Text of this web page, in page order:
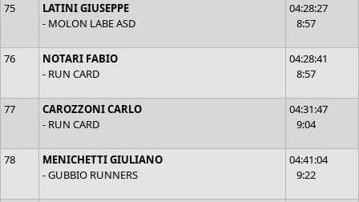
75
LATINI GIUSEPPE
- MOLON LABE ASD
04:28:27
8:57
76
NOTARI FABIO
- RUN CARD
04:28:41
8:57
77
CAROZZONI CARLO
- RUN CARD
04:31:47
9:04
78
MENICHETTI GIULIANO
- GUBBIO RUNNERS
04:41:04
9:22